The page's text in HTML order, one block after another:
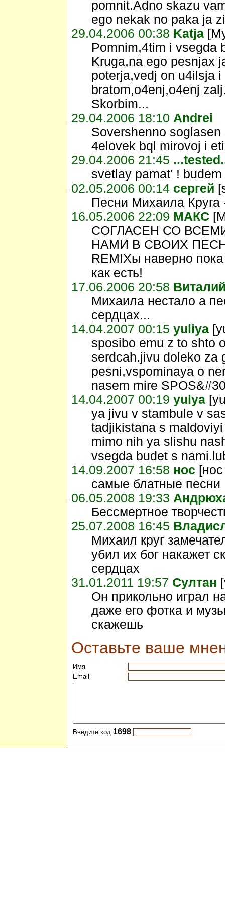
pomnit.Adno skazu
ego nekak no paka ja
29.04.2006 00:38 Katja
Pomnim,4tim i vsegda
Kruga,na ego pesnjax
poterja,vedj on u4ilsja
bratom,o4enj,o4enj
Skorbim...
29.04.2006 18:10 Andrei
Sovershenno
4elovek bql mirovoj i
29.04.2006 21:45
svetlay pamat' !
02.05.2006 00:14 сергей
Песни Михаила Круга
16.05.2006 22:09 МАКС
CОГЛАСЕН СО
НАМИ В СВОИХ
REMIXы наверно
как есть!
17.06.2006 20:58
Михаила нестало а
сердцах...
14.04.2007 00:15 yuliya
sposibo emu z to shto
serdcah.jivu doleko za
pesni,vspominaya o
nasem mire
14.04.2007 00:19 yulya
ya jivu v stambule v
tadjikistana s
mimo nih ya slishu
vsegda budet s
14.09.2007 16:58 нос
самые блатные песни
06.05.2008 19:33
Бессмертное
25.07.2008 16:45
Михаил круг
убил их бог накажет
сердцах
31.01.2011 19:57 Султан
Он прикольно играл
даже его фотка и
скажешь
Оставьте ваше
Имя
Email
Введите код 1698